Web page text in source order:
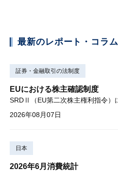
最新のレポート・コラム
証券・金融取引の法制度
EUにおける株主確認制度
2026年08月07日
日本
2026年6月消費統計